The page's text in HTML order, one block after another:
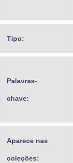
Tipo:
Palavras-
chave:
Aparece nas
coleções: